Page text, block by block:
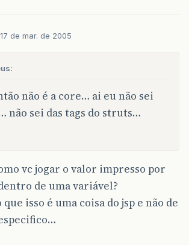
17 de mar. de 2005
não é a core… ai eu não sei
não sei das tags do struts…
vc jogar o valor impresso por
de uma variável?
que isso é uma coisa do jsp e não de